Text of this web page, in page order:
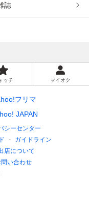
誌
ッチ マイオク
フリマ
JAPAN
シーセンター
ガイドライン
店について
い合わせ